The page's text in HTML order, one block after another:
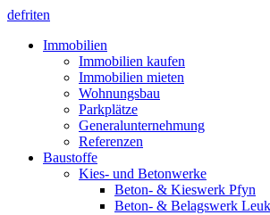
defriten
Immobilien
Immobilien kaufen
Immobilien mieten
Wohnungsbau
Parkplätze
Generalunternehmung
Referenzen
Baustoffe
Kies- und Betonwerke
Beton- & Kieswerk Pfyn
Beton- & Belagswerk